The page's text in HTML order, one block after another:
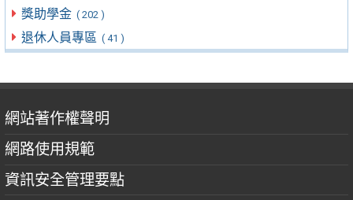
獎助學金 ( 202 )
退休人員專區 ( 41 )
網站著作權聲明
網路使用規範
資訊安全管理要點